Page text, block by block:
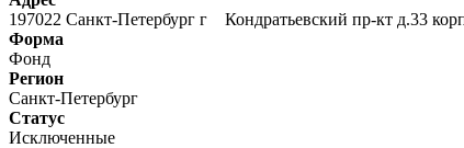
197022 Санкт-Петербург г Кондратьевский пр-кт д.33
Форма
Фонд
Регион
Санкт-Петербург
Статус
Исключенные